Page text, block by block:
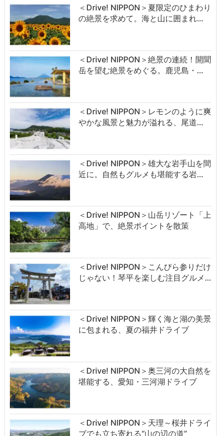
＜Drive! NIPPON＞夏限定のひまわり
の絶景を求めて。海と山に囲まれ…
＜Drive! NIPPON＞絶景の連続！開聞
岳を望む絶景をめぐる。鹿児島・…
＜Drive! NIPPON＞レモンのように爽
やかな風景と魅力が溢れる、尾道…
＜Drive! NIPPON＞雄大な岩手山を間
近に。自然もグルメも堪能する岩…
＜Drive! NIPPON＞山岳リゾート「上
高地」で、絶景ポイントを散策
＜Drive! NIPPON＞こんぴら参りだけ
じゃない！琴平を楽しむ注目グルメ…
＜Drive! NIPPON＞輝く海と湖の美景
に包まれる、夏の福井ドライブ
＜Drive! NIPPON＞奥三河の大自然を
堪能する、愛知・三河湖ドライブ
＜Drive! NIPPON＞天理～桜井ドライ
ブでも立ち寄れる“山の辺の道”